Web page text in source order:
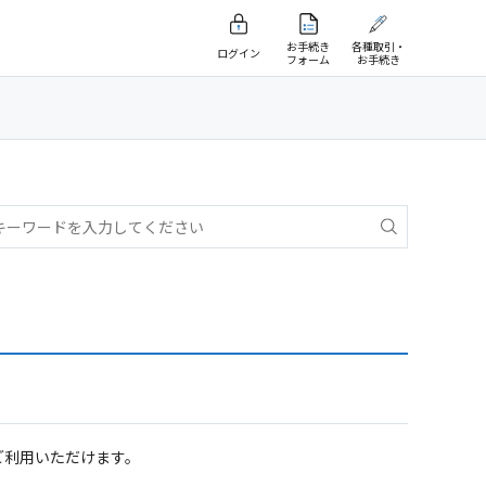
ログイン
お手続き
フォーム
各種取引・
お手続き
用いただけます。